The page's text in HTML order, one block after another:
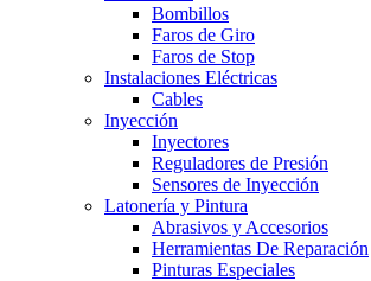
Bombillos
Faros de Giro
Faros de Stop
Instalaciones Eléctricas
Cables
Inyección
Inyectores
Reguladores de Presión
Sensores de Inyección
Latonería y Pintura
Abrasivos y Accesorios
Herramientas De Reparación
Pinturas Especiales